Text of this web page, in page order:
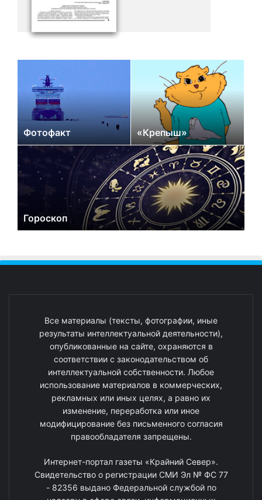
Фотофакт «Крепыш»
Гороскоп
Все материалы (тексты, фотографии, иные
результаты интеллектуальной деятельности),
опубликованные на сайте, охраняются в
соответствии с законодательством об
интеллектуальной собственности. Любое
использование материалов в коммерческих,
рекламных или иных целях, а равно их
изменение, переработка или иное
модифицирование без письменного согласия
правообладателя запрещены.
Интернет-портал газеты «Крайний Север».
Свидетельство о регистрации СМИ Эл № ФС 77
- 82356 выдано Федеральной службой по